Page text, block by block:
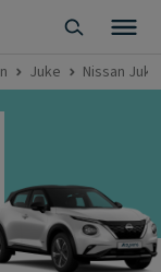
Juke Nissan Juke